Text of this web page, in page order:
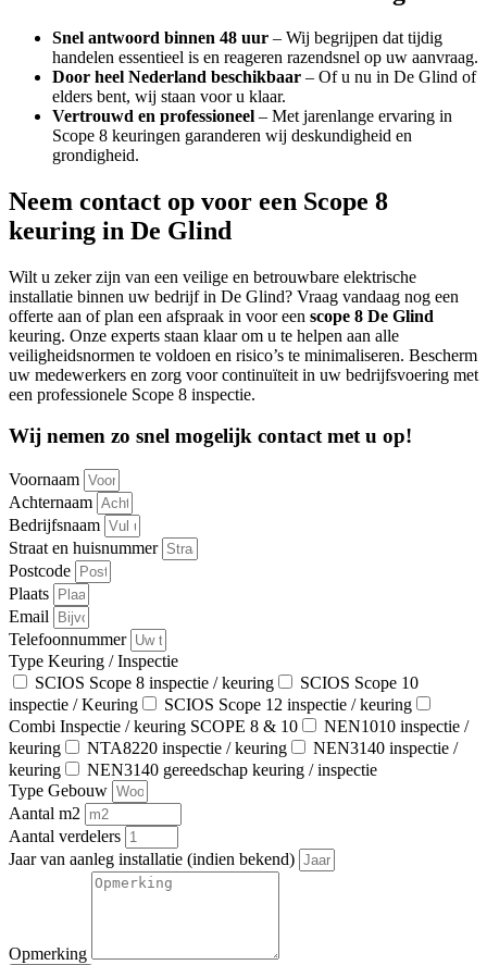
Snel antwoord binnen 48 uur – Wij begrijpen dat tijdig
handelen essentieel is en reageren razendsnel op uw aanvraag.
Door heel Nederland beschikbaar – Of u nu in De Glind of
elders bent, wij staan voor u klaar.
Vertrouwd en professioneel – Met jarenlange ervaring in
Scope 8 keuringen garanderen wij deskundigheid en
grondigheid.
Neem contact op voor een Scope 8
keuring in De Glind
Wilt u zeker zijn van een veilige en betrouwbare elektrische
installatie binnen uw bedrijf in De Glind? Vraag vandaag nog een
offerte aan of plan een afspraak in voor een scope 8 De Glind
keuring. Onze experts staan klaar om u te helpen aan alle
veiligheidsnormen te voldoen en risico’s te minimaliseren. Bescherm
uw medewerkers en zorg voor continuïteit in uw bedrijfsvoering met
een professionele Scope 8 inspectie.
Wij nemen zo snel mogelijk contact met u op!
Voornaam
Achternaam
Bedrijfsnaam
Straat en huisnummer
Postcode
Plaats
Email
Telefoonnummer
Type Keuring / Inspectie
SCIOS Scope 8 inspectie / keuring
SCIOS Scope 10
inspectie / Keuring
SCIOS Scope 12 inspectie / keuring
Combi Inspectie / keuring SCOPE 8 & 10
NEN1010 inspectie /
keuring
NTA8220 inspectie / keuring
NEN3140 inspectie /
keuring
NEN3140 gereedschap keuring / inspectie
Type Gebouw
Aantal m2
Aantal verdelers
Jaar van aanleg installatie (indien bekend)
Opmerking